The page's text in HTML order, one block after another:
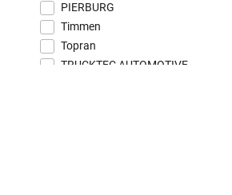
PIERBURG
Timmen
Topran
TRUCKTEC AUTOMOTIVE